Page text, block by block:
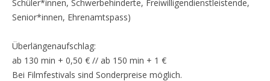
Schüler*innen, Schwerbehinderte, Freiwilligendienstleistende,
Senior*innen, Ehrenamtspass)
Überlängenaufschlag:
ab 130 min + 0,50 € // ab 150 min + 1 €
Bei Filmfestivals sind Sonderpreise möglich.